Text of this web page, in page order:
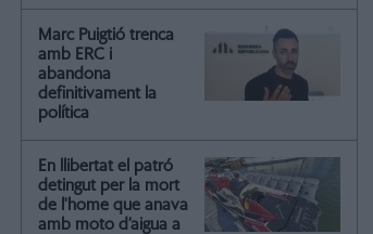
Marc Puigtió trenca
amb ERC i
abandona
definitivament la
política
En llibertat el patró
detingut per la mort
de l'home que anava
amb moto d’aigua a